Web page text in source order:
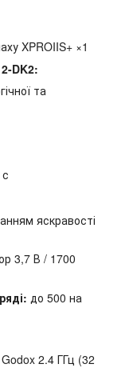
XPROIIS+ ×1
DK2:
та
яскравості
3,7 В / 1700
до 500 на
2.4 ГГц (32